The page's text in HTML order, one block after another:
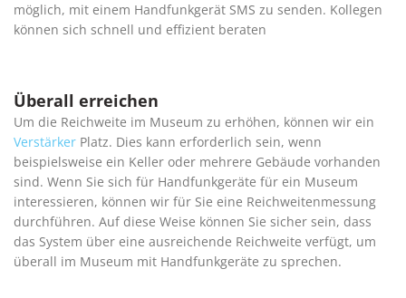
möglich, mit einem Handfunkgerät SMS zu senden. Kollegen
können sich schnell und effizient beraten
Überall erreichen
Um die Reichweite im Museum zu erhöhen, können wir ein
Verstärker Platz. Dies kann erforderlich sein, wenn
beispielsweise ein Keller oder mehrere Gebäude vorhanden
sind. Wenn Sie sich für Handfunkgeräte für ein Museum
interessieren, können wir für Sie eine Reichweitenmessung
durchführen. Auf diese Weise können Sie sicher sein, dass
das System über eine ausreichende Reichweite verfügt, um
überall im Museum mit Handfunkgeräte zu sprechen.